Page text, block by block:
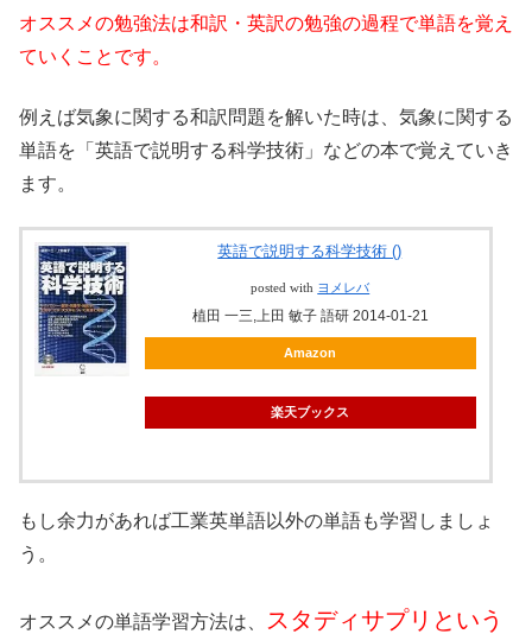
オススメの勉強法は和訳・英訳の勉強の過程で単語を覚え
ていくことです。
例えば気象に関する和訳問題を解いた時は、気象に関する
単語を「英語で説明する科学技術」などの本で覚えていき
ます。
英語で説明する科学技術 ()
posted with ヨメレバ
植田 一三,上田 敏子 語研 2014-01-21
Amazon
楽天ブックス
もし余力があれば工業英単語以外の単語も学習しましょ
う。
オススメの単語学習方法は、
スタディサプリという